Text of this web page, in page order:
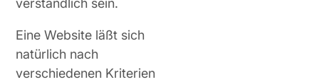
verständlich sein.
Eine Website läßt sich
natürlich nach
verschiedenen Kriterien